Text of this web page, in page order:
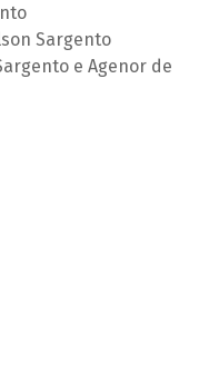
Sargento
e Agenor de